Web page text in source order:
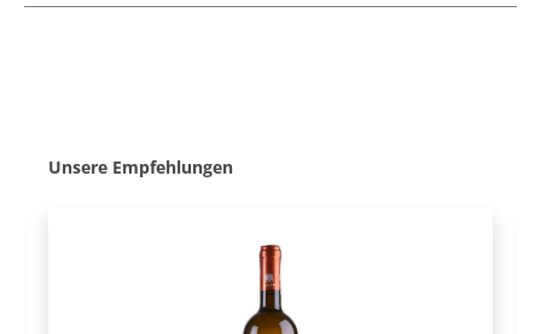
Produktgalerie überspringen
Unsere Empfehlungen